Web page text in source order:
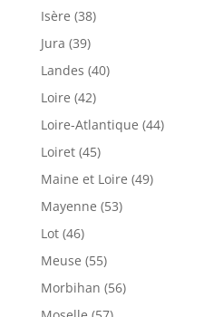
Isère (38)
Jura (39)
Landes (40)
Loire (42)
Loire-Atlantique (44)
Loiret (45)
Maine et Loire (49)
Mayenne (53)
Lot (46)
Meuse (55)
Morbihan (56)